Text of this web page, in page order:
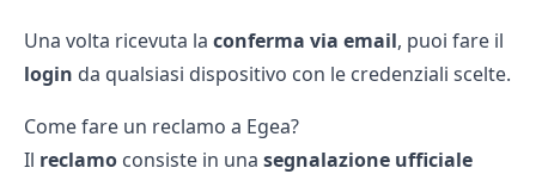
Una volta ricevuta la conferma via email, puoi fare il
login da qualsiasi dispositivo con le credenziali scelte.
Come fare un reclamo a Egea?
Il reclamo consiste in una segnalazione ufficiale